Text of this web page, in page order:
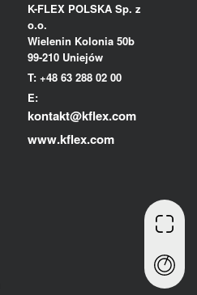
K-FLEX POLSKA Sp. z
o.o.
Wielenin Kolonia 50b
99-210 Uniejów
T: +48 63 288 02 00
E:
kontakt@kflex.com
www.kflex.com